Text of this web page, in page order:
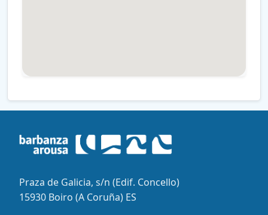
Praza de Galicia, s/n (Edif. Concello)
15930 Boiro (A Coruña) ES